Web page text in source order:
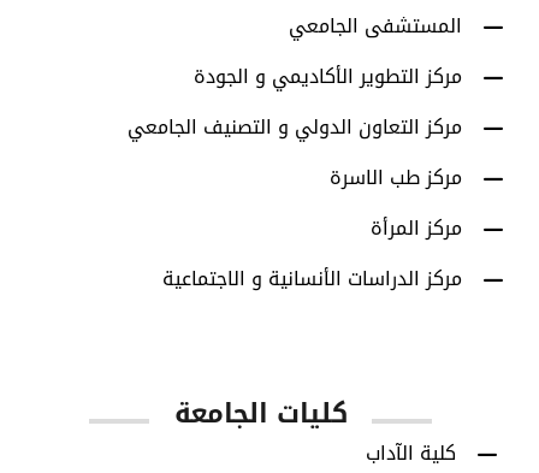
المستشفى الجامعي
مركز التطوير الأكاديمي و الجودة
مركز التعاون الدولي و التصنيف الجامعي
مركز طب الاسرة
مركز المرأة
مركز الدراسات الأنسانية و الاجتماعية
كليات الجامعة
كلية الآداب